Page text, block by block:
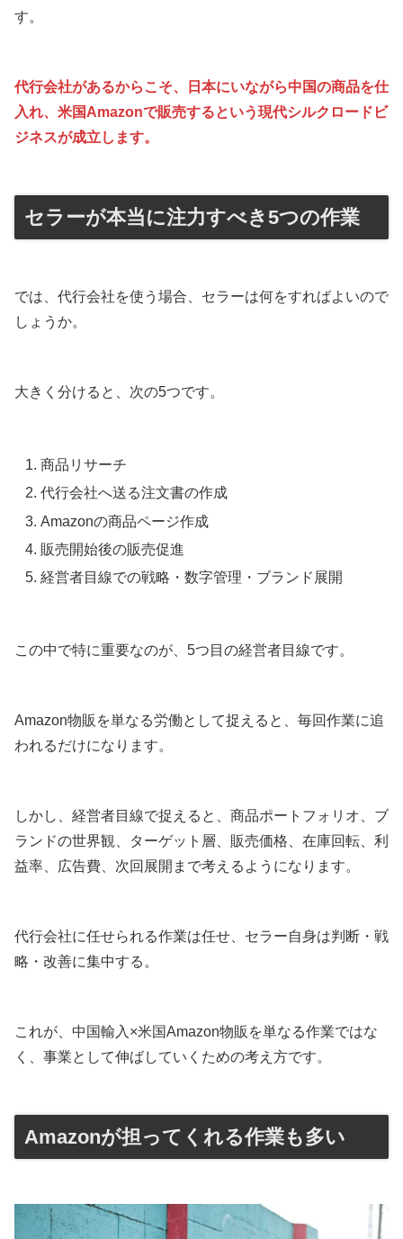
す。
代行会社があるからこそ、日本にいながら中国の商品を仕
入れ、米国Amazonで販売するという現代シルクロードビ
ジネスが成立します。
セラーが本当に注力すべき5つの作業
では、代行会社を使う場合、セラーは何をすればよいので
しょうか。
大きく分けると、次の5つです。
商品リサーチ
代行会社へ送る注文書の作成
Amazonの商品ページ作成
販売開始後の販売促進
経営者目線での戦略・数字管理・ブランド展開
この中で特に重要なのが、5つ目の経営者目線です。
Amazon物販を単なる労働として捉えると、毎回作業に追
われるだけになります。
しかし、経営者目線で捉えると、商品ポートフォリオ、ブ
ランドの世界観、ターゲット層、販売価格、在庫回転、利
益率、広告費、次回展開まで考えるようになります。
代行会社に任せられる作業は任せ、セラー自身は判断・戦
略・改善に集中する。
これが、中国輸入×米国Amazon物販を単なる作業ではな
く、事業として伸ばしていくための考え方です。
Amazonが担ってくれる作業も多い